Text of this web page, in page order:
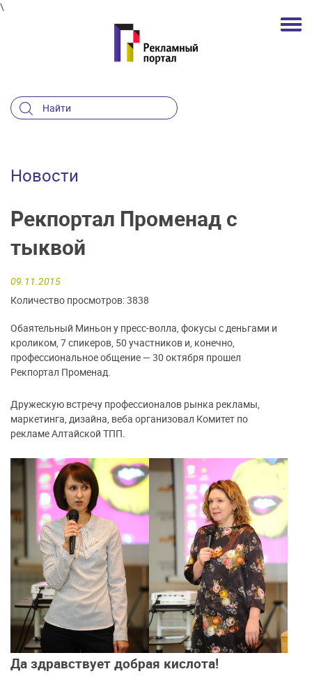
\
Новости
Рекпортал Променад с
тыквой
09.11.2015
Количество просмотров: 3838
Обаятельный Миньон у пресс-волла, фокусы с деньгами и
кроликом, 7 спикеров, 50 участников и, конечно,
профессиональное общение — 30 октября прошел
Рекпортал Променад.
Дружескую встречу профессионалов рынка рекламы,
маркетинга, дизайна, веба организовал Комитет по
рекламе Алтайской ТПП.
Да здравствует добрая кислота!